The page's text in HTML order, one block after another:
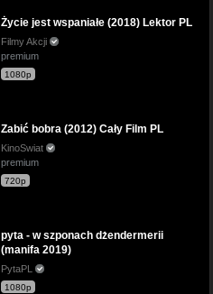
Życie jest wspaniałe (2018) Lektor PL
Filmy Akcji
premium
1080p
Zabić bobra (2012) Cały Film PL
KinoSwiat
premium
720p
pyta - w szponach dżendermerii
(manifa 2019)
PytaPL
1080p